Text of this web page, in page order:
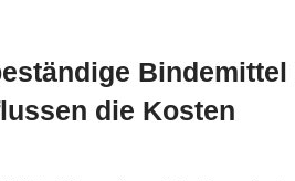
Bindemittel
die Kosten